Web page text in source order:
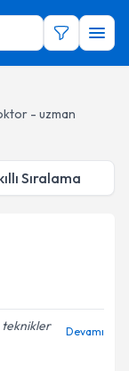
- uzman
Sıralama
teknikler
Devamı